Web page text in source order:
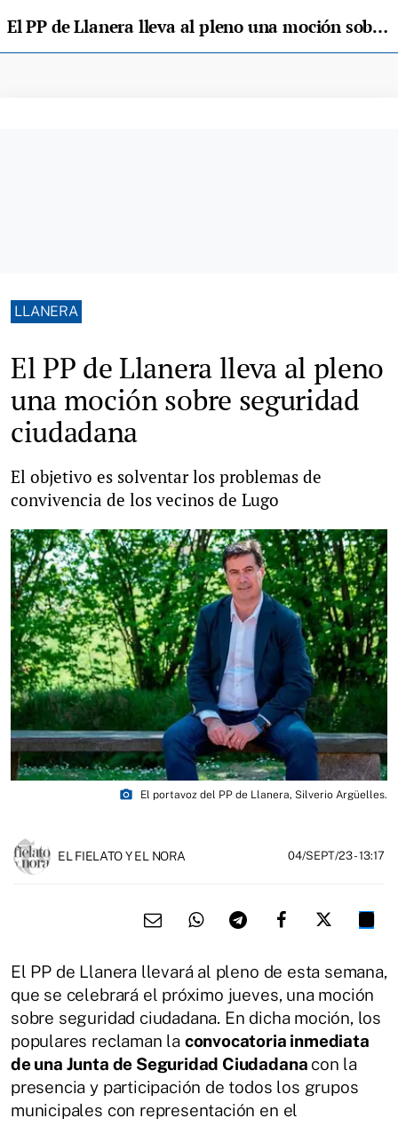
El PP de Llanera lleva al pleno una moción sobre seguridad ciudadana
LLANERA
El PP de Llanera lleva al pleno
una moción sobre seguridad
ciudadana
El objetivo es solventar los problemas de
convivencia de los vecinos de Lugo
photo_camera El portavoz del PP de Llanera, Silverio Argüelles.
EL FIELATO Y EL NORA 04/SEPT/23- 13:17
El PP de Llanera llevará al pleno de esta semana,
que se celebrará el próximo jueves, una moción
sobre seguridad ciudadana. En dicha moción, los
populares reclaman la convocatoria inmediata
de una Junta de Seguridad Ciudadana con la
presencia y participación de todos los grupos
municipales con representación en el